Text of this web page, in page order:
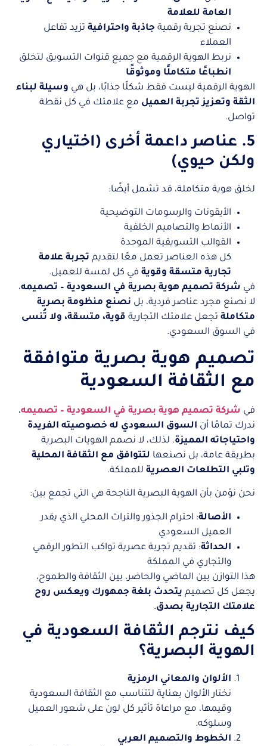
العامة للعلامة
نصنع تجربة رقمية جاذبة واحترافية تزيد تفاعل
العملاء
نربط الهوية الرقمية مع جميع قنوات التسويق لتخلق
انطباعًا متكاملًا وموثوقًا
الهوية الرقمية ليست فقط شكلًا جذابًا، بل هي وسيلة لبناء
الثقة وتعزيز تجربة العميل مع علامتك في كل نقطة
تواصل.
5. عناصر داعمة أخرى (اختياري
ولكن حيوي)
لخلق هوية متكاملة، قد تشمل أيضًا:
الأيقونات والرسومات التوضيحية
الأنماط والتصاميم الخلفية
القوالب التسويقية الموحدة
كل هذه العناصر تعمل معًا لتقديم تجربة علامة
تجارية متسقة وقوية في كل لمسة للعميل.
في شركة تصميم هوية بصرية في السعودية – تصميمه،
لا نصنع مجرد عناصر فردية، بل نصنع منظومة بصرية
متكاملة تجعل علامتك التجارية قوية، متسقة، ولا تُنسى
في السوق السعودي.
تصميم هوية بصرية متوافقة
مع الثقافة السعودية
في شركة تصميم هوية بصرية في السعودية – تصميمه،
ندرك تمامًا أن السوق السعودي له خصوصيته الفريدة
واحتياجاته المميزة. لذلك، لا نصمم الهويات البصرية
بطريقة عامة، بل نصنعها لتتوافق مع الثقافة المحلية
وتلبي التطلعات العصرية للمملكة.
نحن نؤمن بأن الهوية البصرية الناجحة هي التي تجمع بين:
الأصالة: احترام الجذور والتراث المحلي الذي يقدر
العميل السعودي
الحداثة: تقديم تجربة عصرية تواكب التطور الرقمي
والتجاري في المملكة
هذا التوازن بين الماضي والحاضر، بين الثقافة والطموح،
يجعل كل تصميم يتحدث بلغة جمهورك ويعكس روح
علامتك التجارية بصدق.
كيف نترجم الثقافة السعودية في
الهوية البصرية؟
الألوان والمعاني الرمزية
نختار الألوان بعناية لتتناسب مع الثقافة السعودية
وقيمها، مع مراعاة تأثير كل لون على شعور العميل
وسلوكه.
الخطوط والتصميم العربي